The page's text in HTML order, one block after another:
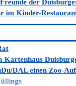
der
im Kinder-
Kartenhaus
DAL einen Zoo-